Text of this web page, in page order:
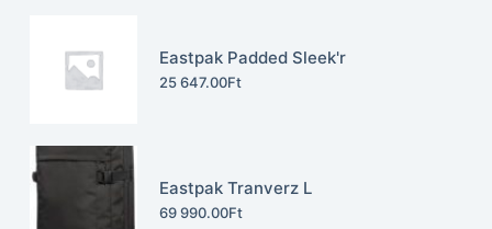
Eastpak Padded Sleek'r
25 647.00Ft
Eastpak Tranverz L
69 990.00Ft